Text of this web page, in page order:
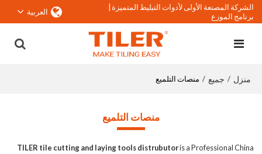
الشركة المصنعة الأولى لأدوات التبليط المتميزة |
برنامج الموزع
العربية
منزل / جميع / منصات التلميع
منصات التلميع
TILER tile cutting and laying tools distrubutoris a Professional China